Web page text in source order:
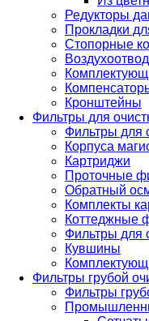
Редукторы
Прокладки
Стопорные
Кронштейны
Фильтры для
Фильтры для
Корпуса
Картриджи
Проточные
Обратный
Комплекты
Коттеджные
Фильтры для
Кувшины
Фильтры грубой
Фильтры